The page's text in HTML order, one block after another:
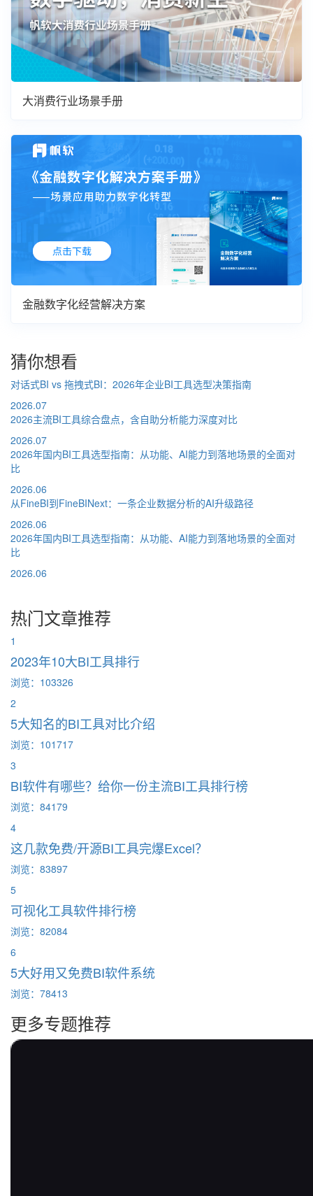
大消费行业场景手册
金融数字化经营解决方案
猜你想看
对话式BI vs 拖拽式BI：2026年企业BI工具选型决策指南
2026.07
2026主流BI工具综合盘点，含自助分析能力深度对比
2026.07
2026年国内BI工具选型指南：从功能、AI能力到落地场景的全面对
比
2026.06
从FineBI到FineBINext：一条企业数据分析的AI升级路径
2026.06
2026年国内BI工具选型指南：从功能、AI能力到落地场景的全面对
比
2026.06
热门文章推荐
1
2023年10大BI工具排行
浏览：103326
2
5大知名的BI工具对比介绍
浏览：101717
3
BI软件有哪些？给你一份主流BI工具排行榜
浏览：84179
4
这几款免费/开源BI工具完爆Excel？
浏览：83897
5
可视化工具软件排行榜
浏览：82084
6
5大好用又免费BI软件系统
浏览：78413
更多专题推荐